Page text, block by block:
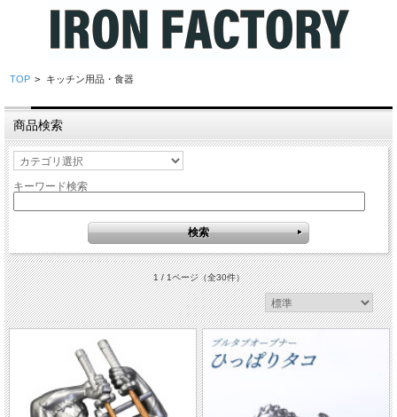
TOP > キッチン用品・食器
商品検索
キーワード検索
1 / 1ページ（全30件）